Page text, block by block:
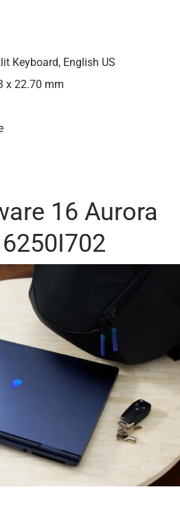
Keyboard, English US
x 22.70 mm
16 Aurora